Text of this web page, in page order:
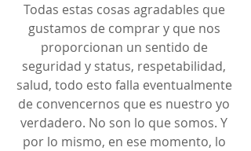
Todas estas cosas agradables que
gustamos de comprar y que nos
proporcionan un sentido de
seguridad y status, respetabilidad,
salud, todo esto falla eventualmente
de convencernos que es nuestro yo
verdadero. No son lo que somos. Y
por lo mismo, en ese momento, lo